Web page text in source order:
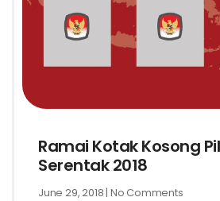
Ramai Kotak Kosong
Serentak 2018
June 29, 2018 No Comments